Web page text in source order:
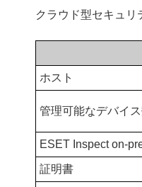
クラウド型セキュ
ホスト
管理可能なデバイ
ESET Inspect on-
証明書